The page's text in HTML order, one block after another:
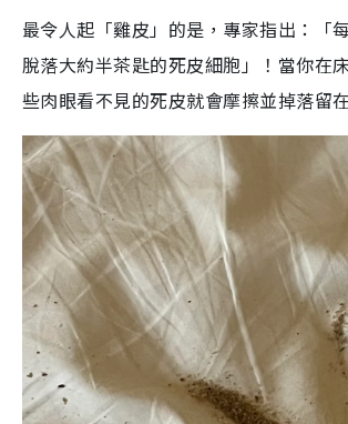
最令人起「雞皮」的是，專家指出：「
脫落大約半茶匙的死皮細胞」！當你在
些肉眼看不見的死皮就會摩擦並掉落留